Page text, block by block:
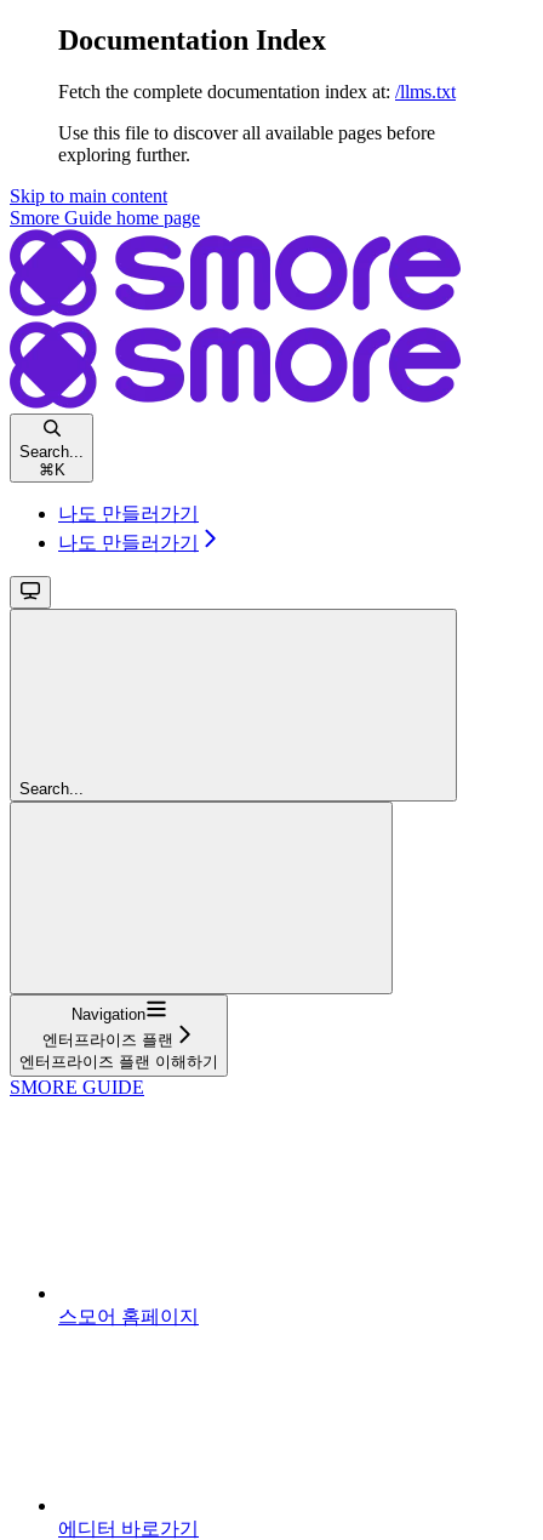
Documentation Index
Fetch the complete documentation index at: /llms.txt
Use this file to discover all available pages before
exploring further.
Skip to main content
Smore Guide home page
Search...
⌘ K
나도 만들러가기
나도 만들러가기
Search...
Navigation
엔터프라이즈 플랜
엔터프라이즈 플랜 이해하기
SMORE GUIDE
스모어 홈페이지
에디터 바로가기